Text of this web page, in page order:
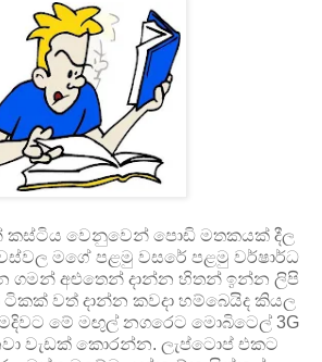
කස්ටිය වෙනුවෙන් පොඩි මතකයක් දීල
මගේ පළමු වසරේ පළමු වර්ෂාර්ධ
ගමන් අළුතෙන් දාන්න හිතන් ඉන්න ලිපි
වත් දාන්න කවදා හම්බෙයිද කියල
මේ මඟුල් නගරෙට මොබිටෙල් 3G
වැඩක් කොරන්න. ලැප්ටොප් එකට